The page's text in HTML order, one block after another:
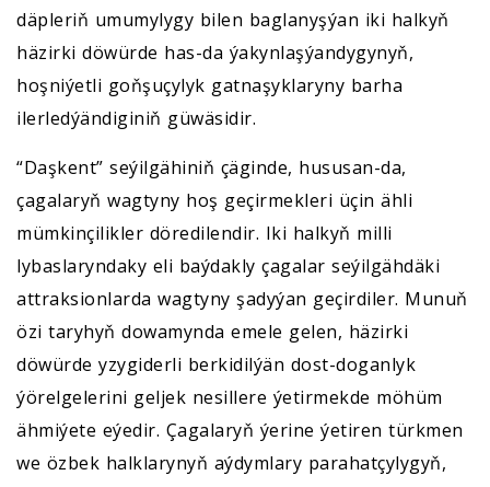
däpleriň umumylygy bilen baglanyşýan iki halkyň
häzirki döwürde has-da ýakynlaşýandygynyň,
hoşniýetli goňşuçylyk gatnaşyklaryny barha
ilerledýändiginiň güwäsidir.
“Daşkent” seýilgähiniň çäginde, hususan-da,
çagalaryň wagtyny hoş geçirmekleri üçin ähli
mümkinçilikler döredilendir. Iki halkyň milli
lybaslaryndaky eli baýdakly çagalar seýilgähdäki
attraksionlarda wagtyny şadyýan geçirdiler. Munuň
özi taryhyň dowamynda emele gelen, häzirki
döwürde yzygiderli berkidilýän dost-doganlyk
ýörelgelerini geljek nesillere ýetirmekde möhüm
ähmiýete eýedir. Çagalaryň ýerine ýetiren türkmen
we özbek halklarynyň aýdymlary parahatçylygyň,